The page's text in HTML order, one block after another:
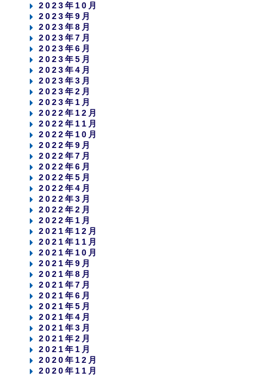
2023年10月
2023年9月
2023年8月
2023年7月
2023年6月
2023年5月
2023年4月
2023年3月
2023年2月
2023年1月
2022年12月
2022年11月
2022年10月
2022年9月
2022年7月
2022年6月
2022年5月
2022年4月
2022年3月
2022年2月
2022年1月
2021年12月
2021年11月
2021年10月
2021年9月
2021年8月
2021年7月
2021年6月
2021年5月
2021年4月
2021年3月
2021年2月
2021年1月
2020年12月
2020年11月